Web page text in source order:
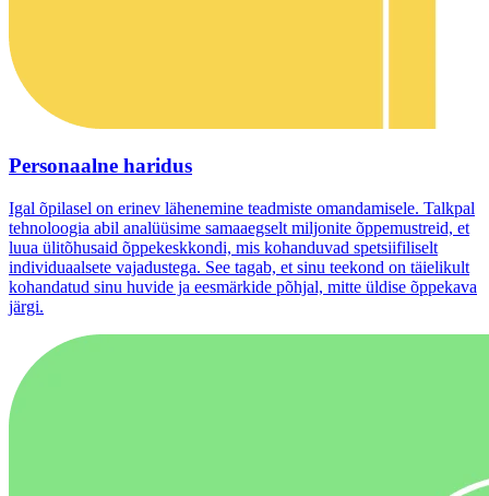
Personaalne haridus
Igal õpilasel on erinev lähenemine teadmiste omandamisele. Talkpal
tehnoloogia abil analüüsime samaaegselt miljonite õppemustreid, et
luua ülitõhusaid õppekeskkondi, mis kohanduvad spetsiifiliselt
individuaalsete vajadustega. See tagab, et sinu teekond on täielikult
kohandatud sinu huvide ja eesmärkide põhjal, mitte üldise õppekava
järgi.